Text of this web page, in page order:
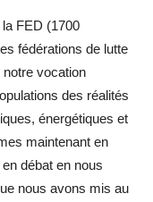
FED (1700
fédérations de lutte
notre vocation
des réalités
énergétiques et
maintenant en
débat en nous
nous avons mis au